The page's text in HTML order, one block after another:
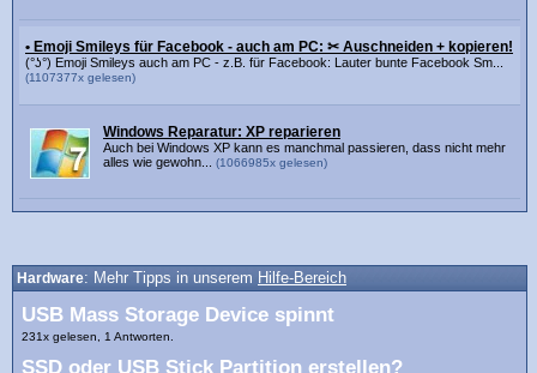
• Emoji Smileys für Facebook - auch am PC: ✂ Auschneiden + kopieren!
(°ʖ°) Emoji Smileys auch am PC - z.B. für Facebook: Lauter bunte Facebook Sm...
(1107377x gelesen)
Windows Reparatur: XP reparieren
Auch bei Windows XP kann es manchmal passieren, dass nicht mehr
alles wie gewohn... (1066985x gelesen)
Hardware: Mehr Tipps in unserem Hilfe-Bereich
USB Mass Storage Device spinnt
231x gelesen, 1 Antworten.
SSD oder USB Stick Partition erstellen?